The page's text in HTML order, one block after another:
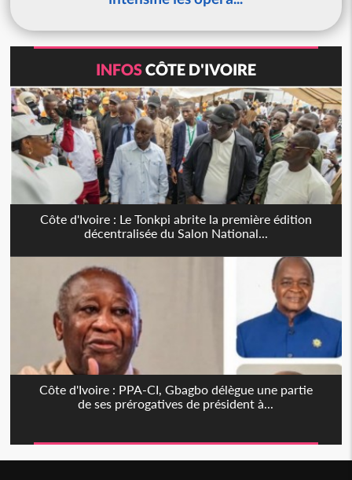
INFOSCÔTE D'IVOIRE
Côte d'Ivoire : Le Tonkpi abrite la première édition
décentralisée du Salon National...
Côte d'Ivoire : PPA-CI, Gbagbo délègue une partie
de ses prérogatives de président à...